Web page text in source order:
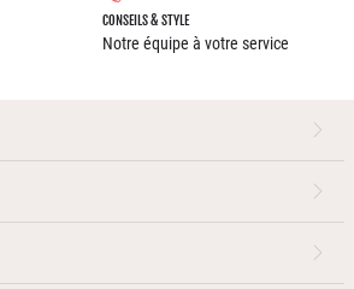
CONSEILS & STYLE
Notre équipe à votre service